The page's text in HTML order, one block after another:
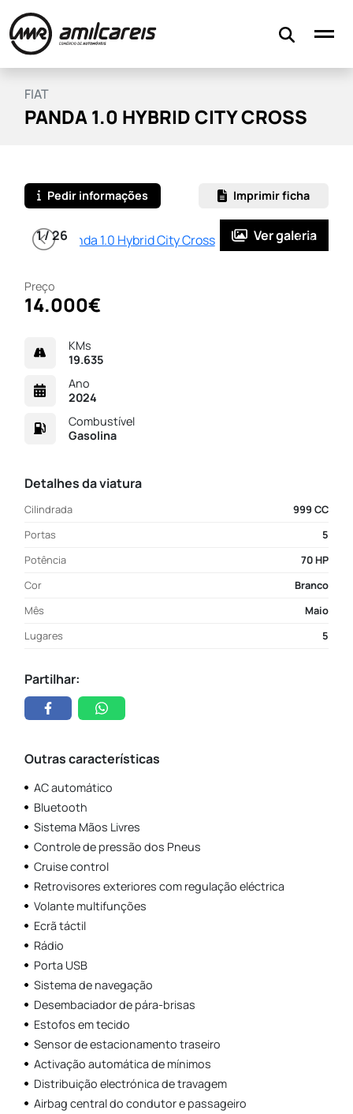
Serviços
Financiamento
FIAT
PANDA 1.0 HYBRID CITY CROSS
Pedir informações Imprimir ficha
Ver galeria
Preço
14.000€
KMs
19.635
Ano
2024
Combustível
Gasolina
Detalhes da viatura
Cilindrada
999 CC
Portas
5
Potência
70 HP
Cor
Branco
Mês
Maio
Lugares
5
Partilhar:
Outras características
AC automático
Bluetooth
Sistema Mãos Livres
Controle de pressão dos Pneus
Cruise control
Retrovisores exteriores com regulação eléctrica
Volante multifunções
Ecrã táctil
Rádio
Porta USB
Sistema de navegação
Desembaciador de pára-brisas
Estofos em tecido
Sensor de estacionamento traseiro
Activação automática de mínimos
Distribuição electrónica de travagem
Airbag central do condutor e passageiro